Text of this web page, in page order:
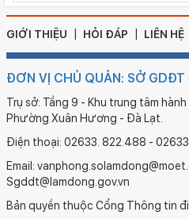
GIỚI THIỆU HỎI ĐÁP LIÊN HỆ
ĐƠN VỊ CHỦ QUẢN: SỞ
Trụ sở: Tầng 9 - Khu trung tâm
Phường Xuân Hương - Đà Lạt.
Điện thoại: 02633. 822.488 -
Email:
Sgddt@lamdong.gov.vn
Bản quyền thuộc Cổng Thông tin